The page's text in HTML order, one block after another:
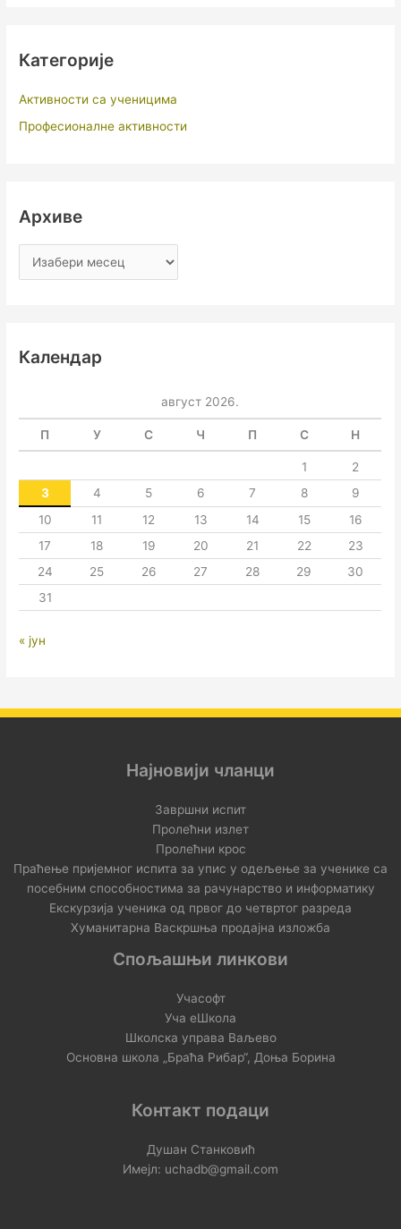
Категорије
Активности са ученицима
Професионалне активности
Архиве
Календар
август 2026.
П У С Ч П С Н
1
2
3
4 5 6 7 8
9
10
11 12 13 14 15
16
17
18 19 20 21 22
23
24
25 26 27 28 29
30
31
« јун
Најновији чланци
Завршни испит
Пролећни излет
Пролећни крос
Праћење пријемног испита за упис у одељење за ученике са
посебним способностима за рачунарство и информатику
Екскурзија ученика од првог до четвртог разреда
Хуманитарна Васкршња продајна изложба
Спољашњи линкови
Учасофт
Уча еШкола
Школска управа Ваљево
Основна школа „Браћа Рибар“, Доња Борина
Контакт подаци
Душан Станковић
Имејл: uchadb@gmail.com